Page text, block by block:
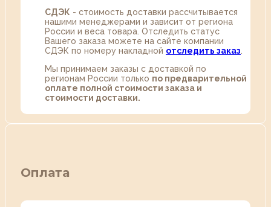
СДЭК - стоимость доставки рассчитывается
нашими менеджерами и зависит от региона
России и веса товара. Отследить статус
Вашего заказа можете на сайте компании
СДЭК по номеру накладной отследить заказ
Мы принимаем заказы с доставкой по
регионам России только по предварительной
оплате полной стоимости заказа и
стоимости доставки.
Оплата